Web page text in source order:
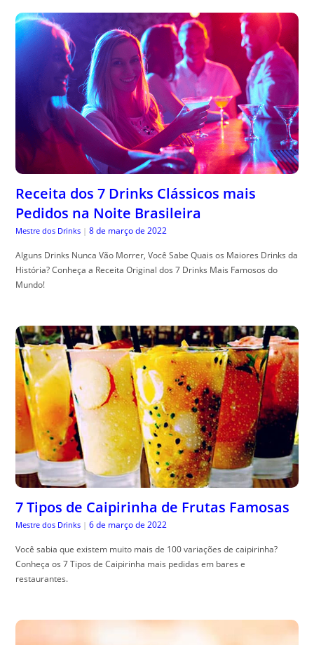
Receita dos 7 Drinks Clássicos mais
Pedidos na Noite Brasileira
Mestre dos Drinks | 8 de março de 2022
Alguns Drinks Nunca Vão Morrer, Você Sabe Quais os Maiores Drinks da
História? Conheça a Receita Original dos 7 Drinks Mais Famosos do
Mundo!
7 Tipos de Caipirinha de Frutas Famosas
Mestre dos Drinks | 6 de março de 2022
Você sabia que existem muito mais de 100 variações de caipirinha?
Conheça os 7 Tipos de Caipirinha mais pedidas em bares e
restaurantes.